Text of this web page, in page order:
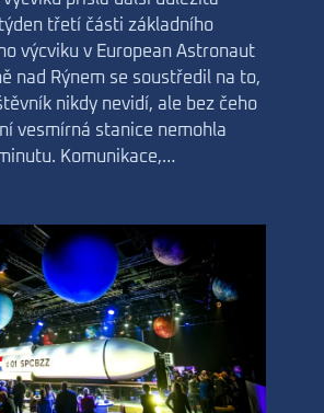
třetí části základního
výcviku v European Astronaut
nad Rýnem se soustředil na to,
nikdy nevidí, ale bez čeho
vesmírná stanice nemohla
Komunikace,…